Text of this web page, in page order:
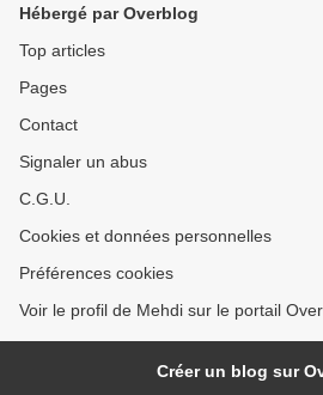
Hébergé par Overblog
Top articles
Pages
Contact
Signaler un abus
C.G.U.
Cookies et données personnelles
Préférences cookies
Voir le profil de Mehdi sur le portail
Créer un blog sur